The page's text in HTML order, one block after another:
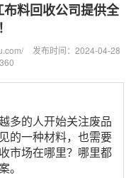
料回收公司提供全
发布时间：2024-04-28
多的人开始关注废品
的一种材料，也需要
市场在哪里？哪里都
。